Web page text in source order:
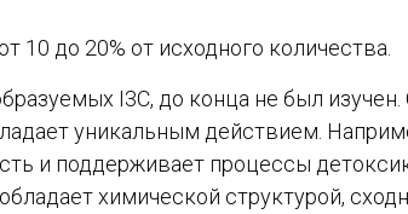
10 до 20% от исходного количества.
I3C, до конца не был
уникальным действием.
и поддерживает процессы
химической структурой,